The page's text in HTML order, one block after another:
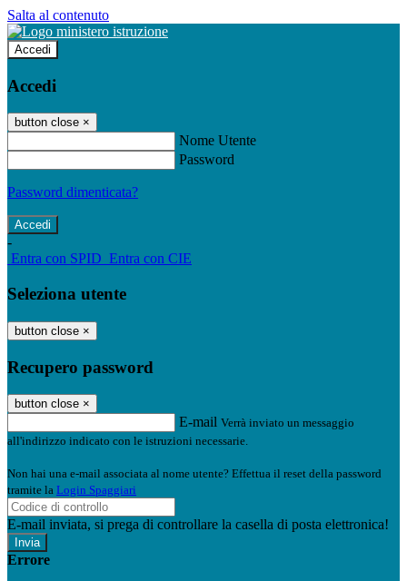
Salta al contenuto
Accedi
Accedi
button close ×
Nome Utente
Password
Password dimenticata?
-
Entra con SPID Entra con CIE
Seleziona utente
button close ×
Recupero password
button close ×
E-mail Verrà inviato un messaggio
all'indirizzo indicato con le istruzioni necessarie.
Non hai una e-mail associata al nome utente? Effettua il reset della password
tramite la Login Spaggiari
E-mail inviata, si prega di controllare la casella di posta elettronica!
Errore